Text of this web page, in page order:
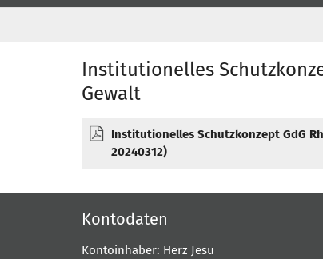
Institutionelles
Gewalt
Institutionelles Schutzkonzept GdG
20240312)
Kontodaten
Kontoinhaber: Herz Jesu